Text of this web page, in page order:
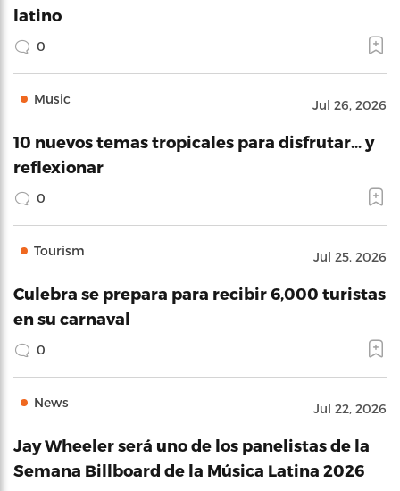
latino
0
Music Jul 26, 2026
10 nuevos temas tropicales para disfrutar… y
reflexionar
0
Tourism Jul 25, 2026
Culebra se prepara para recibir 6,000 turistas
en su carnaval
0
News Jul 22, 2026
Jay Wheeler será uno de los panelistas de la
Semana Billboard de la Música Latina 2026